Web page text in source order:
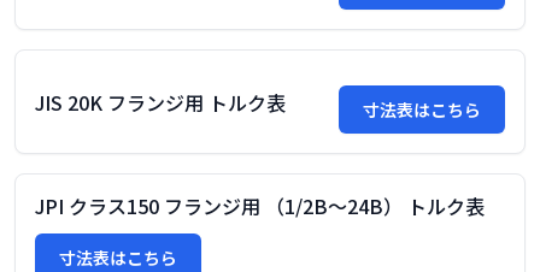
JIS 20K フランジ用 トルク表 寸法表はこちら
JPI クラス150 フランジ用 （1/2B～24B） トルク表
寸法表はこちら